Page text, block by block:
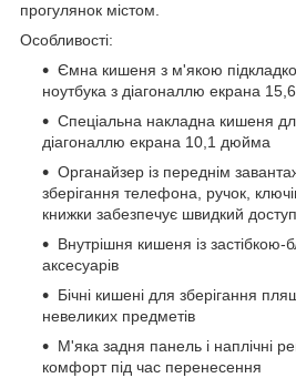
прогулянок містом.
Особливості:
Ємна кишеня з м'якою
ноутбука з діагоналлю екрана
Спеціальна накладна кишеня
діагоналлю екрана 10,1 дюйма
Органайзер із переднім
зберігання телефона, ручок,
книжки забезпечує швидкий
Внутрішня кишеня із застібкою-
аксесуарів
Бічні кишені для зберігання
невеликих предметів
М'яка задня панель і наплічні
комфорт під час перенесення